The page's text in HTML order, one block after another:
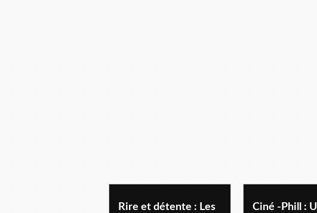
Rire et détente : Les
Ciné -Phill :